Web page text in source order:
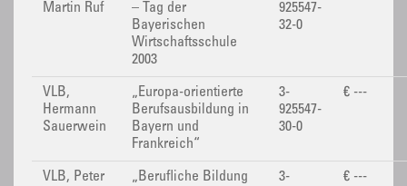
Martin Ruf
– Tag der
Bayerischen
Wirtschaftsschule
2003
925547-
32-0
VLB,
Hermann
Sauerwein
„Europa-orientierte
Berufsausbildung in
Bayern und
Frankreich“
3-
925547-
30-0
€ ---
VLB, Peter
„Berufliche Bildung
3-
€ ---